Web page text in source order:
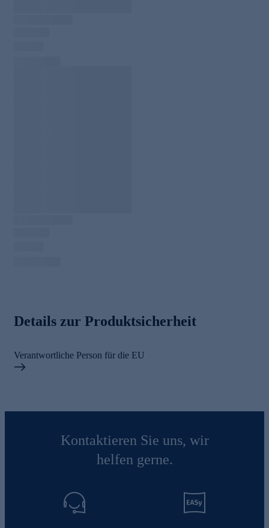
Details zur Produktsicherheit
Verantwortliche Person für die EU
Kontaktieren Sie uns, wir
helfen gerne.